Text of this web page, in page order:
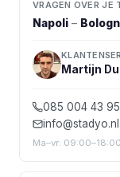
VRAGEN OVER JE
Napoli –
Martijn
085 004 43 95
info@stadyo.nl
Ma–vr: